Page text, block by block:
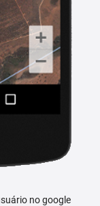
no google